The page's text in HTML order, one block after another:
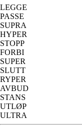
LEGGE
PASSE
SUPRA
HYPER
STOPP
FORBI
SUPER
SLUTT
RYPER
AVBUD
STANS
UTLØP
ULTRA